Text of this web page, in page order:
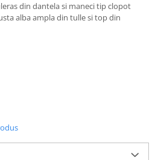
din dantela si maneci tip clopot
alba ampla din tulle si top din